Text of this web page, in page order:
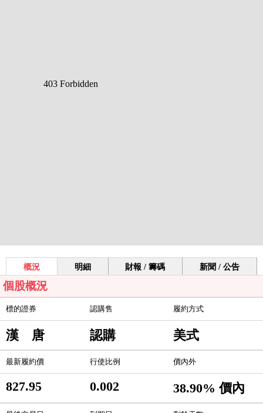
概況 明細 財報 / 籌碼 新聞 / 公告
個股概況
標的證券 認購售 履約方式
漢 唐 認購 美式
最新履約價 行使比例 價內外
827.95 0.002 38.90% 價內